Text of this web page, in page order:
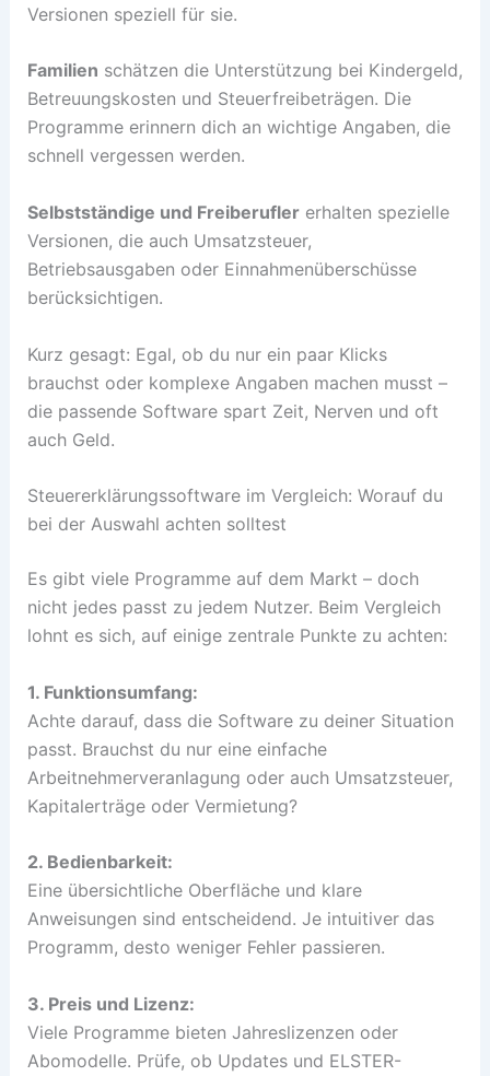
Versionen speziell für sie.
Familien schätzen die Unterstützung bei Kindergeld,
Betreuungskosten und Steuerfreibeträgen. Die
Programme erinnern dich an wichtige Angaben, die
schnell vergessen werden.
Selbstständige und Freiberuflererhalten spezielle
Versionen, die auch Umsatzsteuer,
Betriebsausgaben oder Einnahmenüberschüsse
berücksichtigen.
Kurz gesagt: Egal, ob du nur ein paar Klicks
brauchst oder komplexe Angaben machen musst –
die passende Software spart Zeit, Nerven und oft
auch Geld.
Steuererklärungssoftware im Vergleich: Worauf du
bei der Auswahl achten solltest
Es gibt viele Programme auf dem Markt – doch
nicht jedes passt zu jedem Nutzer. Beim Vergleich
lohnt es sich, auf einige zentrale Punkte zu achten:
1. Funktionsumfang:
Achte darauf, dass die Software zu deiner Situation
passt. Brauchst du nur eine einfache
Arbeitnehmerveranlagung oder auch Umsatzsteuer,
Kapitalerträge oder Vermietung?
2. Bedienbarkeit:
Eine übersichtliche Oberfläche und klare
Anweisungen sind entscheidend. Je intuitiver das
Programm, desto weniger Fehler passieren.
3. Preis und Lizenz:
Viele Programme bieten Jahreslizenzen oder
Abomodelle. Prüfe, ob Updates und ELSTER-